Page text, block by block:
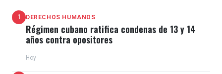
1 DERECHOS HUMANOS
Régimen cubano ratifica condenas de 13 y 14
años contra opositores
Hoy